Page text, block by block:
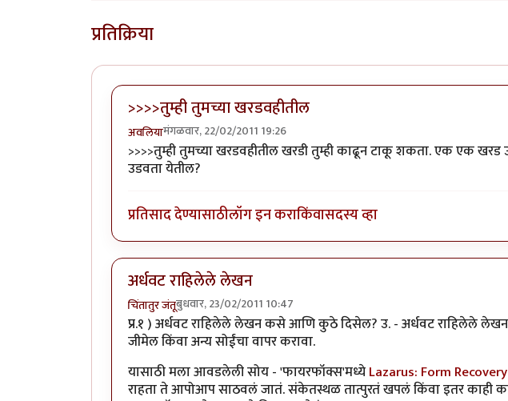
प्रतिक्रिया
>>>>तुम्ही तुमच्या खरडवहीतील
अवलियामंगळवार, 22/02/2011 19:26
>>>>तुम्ही तुमच्या खरडवहीतील खरडी तुम्ही काढून टाकू शकता. एक एक
उडवता येतील?
प्रतिसाद देण्यासाठीलॉग इन कराकिंवासदस्य व्हा
अर्धवट राहिलेले लेखन
चिंतातुर जंतूबुधवार, 23/02/2011 10:47
प्र.१ ) अर्धवट राहिलेले लेखन कसे आणि कुठे दिसेल? उ. - अर्धवट राहिलेले लेखन
जीमेल किंवा अन्य सोईंचा वापर करावा.
यासाठी मला आवडलेली सोय - 'फायरफॉक्स'मध्येLazarus: Form Recovery
राहता ते आपोआप साठवलं जातं. संकेतस्थळ तात्पुरतं खपलं किंवा इतर काही